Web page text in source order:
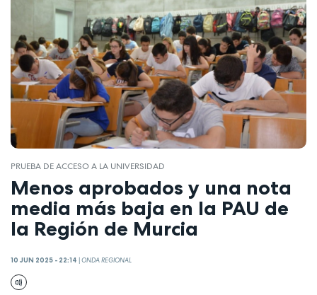
PRUEBA DE ACCESO A LA UNIVERSIDAD
Menos aprobados y una nota
media más baja en la PAU de
la Región de Murcia
10 JUN 2025 - 22:14 |ONDA REGIONAL